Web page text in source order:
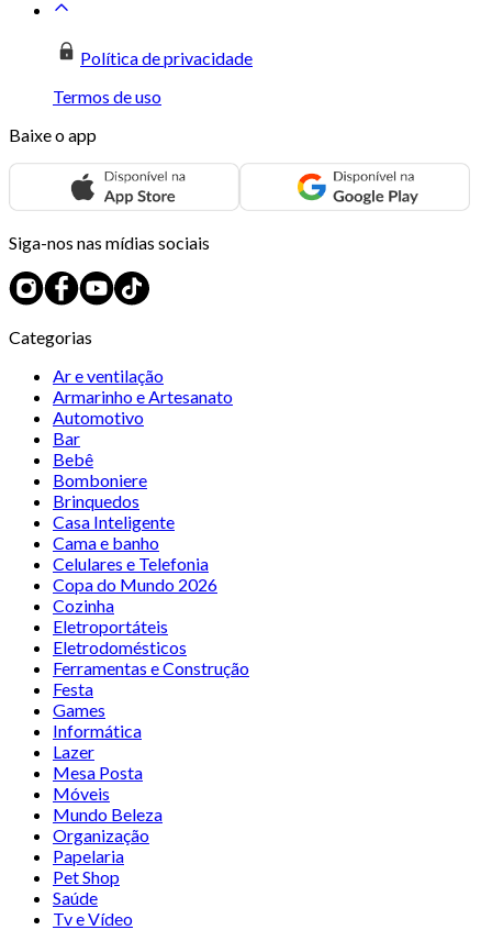
Política de privacidade
Termos de uso
Baixe o app
Siga-nos nas mídias sociais
Categorias
Ar e ventilação
Armarinho e Artesanato
Automotivo
Bar
Bebê
Bomboniere
Brinquedos
Casa Inteligente
Cama e banho
Celulares e Telefonia
Copa do Mundo 2026
Cozinha
Eletroportáteis
Eletrodomésticos
Ferramentas e Construção
Festa
Games
Informática
Lazer
Mesa Posta
Móveis
Mundo Beleza
Organização
Papelaria
Pet Shop
Saúde
Tv e Vídeo